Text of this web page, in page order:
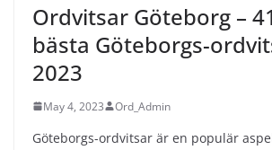
Ordvitsar Göteborg –
bästa Göteborgs-
2023
May 4, 2023 Ord_Admin
Göteborgs-ordvitsar är en populär